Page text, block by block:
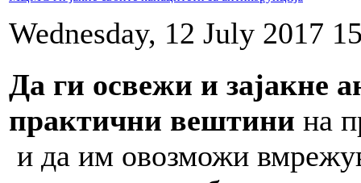
Wednesday, 12 July 2017
Да ги освежи и зајакне
практични вештини на
и да им овозможи